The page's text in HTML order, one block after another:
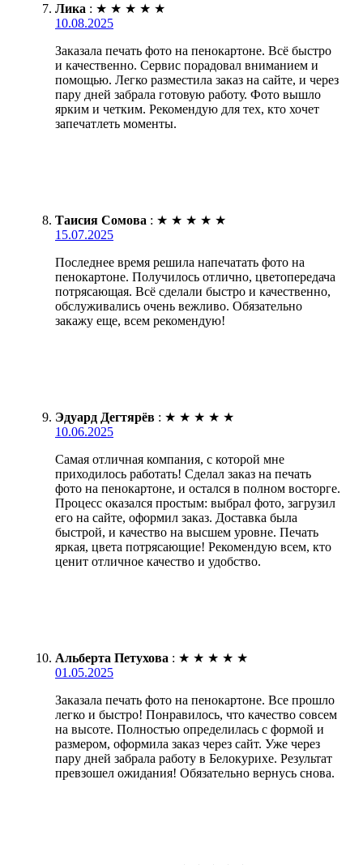
Лика : ★ ★ ★ ★ ★
10.08.2025
Заказала печать фото на пенокартоне. Всё быстро
и качественно. Сервис порадовал вниманием и
помощью. Легко разместила заказ на сайте, и через
пару дней забрала готовую работу. Фото вышло
ярким и четким. Рекомендую для тех, кто хочет
запечатлеть моменты.
Таисия Сомова : ★ ★ ★ ★ ★
15.07.2025
Последнее время решила напечатать фото на
пенокартоне. Получилось отлично, цветопередача
потрясающая. Всё сделали быстро и качественно,
обслуживались очень вежливо. Обязательно
закажу еще, всем рекомендую!
Эдуард Дегтярёв : ★ ★ ★ ★ ★
10.06.2025
Самая отличная компания, с которой мне
приходилось работать! Сделал заказ на печать
фото на пенокартоне, и остался в полном восторге.
Процесс оказался простым: выбрал фото, загрузил
его на сайте, оформил заказ. Доставка была
быстрой, и качество на высшем уровне. Печать
яркая, цвета потрясающие! Рекомендую всем, кто
ценит отличное качество и удобство.
Альберта Петухова : ★ ★ ★ ★ ★
01.05.2025
Заказала печать фото на пенокартоне. Все прошло
легко и быстро! Понравилось, что качество совсем
на высоте. Полностью определилась с формой и
размером, оформила заказ через сайт. Уже через
пару дней забрала работу в Белокурихе. Результат
превзошел ожидания! Обязательно вернусь снова.